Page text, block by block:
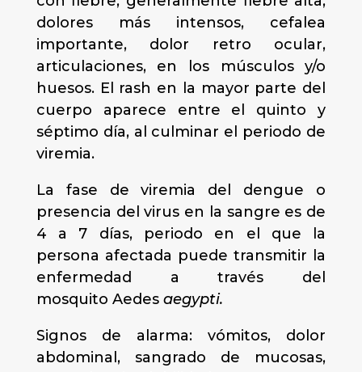
dolores más intensos, cefalea
importante, dolor retro ocular,
articulaciones, en los músculos y/o
huesos. El rash en la mayor parte del
cuerpo aparece entre el quinto y
séptimo día, al culminar el periodo de
viremia.
La fase de viremia del dengue o
presencia del virus en la sangre es de
4 a 7 días, periodo en el que la
persona afectada puede transmitir la
enfermedad a través del
mosquito Aedesaegypti.
Signos de alarma: vómitos, dolor
abdominal, sangrado de mucosas,